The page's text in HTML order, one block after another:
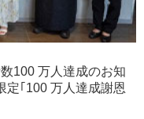
100 万人達成のお知
｢100 万人達成謝恩